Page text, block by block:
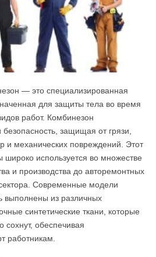
— это специализированная
для защиты тела во время
работ. Комбинезон
безопасность, защищая от грязи,
и механических повреждений. Этот
используется во множестве
и производства до авторемонтных
Современные модели
выполнены из различных
синтетические ткани, которые
сохнут, обеспечивая
работникам.